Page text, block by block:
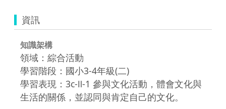
資訊
知識架構
領域：綜合活動
學習階段：國小3-4年級(二)
學習表現：3c-Ⅱ-1 參與文化活動，體會文化與
生活的關係，並認同與肯定自己的文化。